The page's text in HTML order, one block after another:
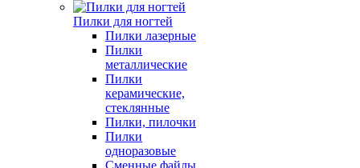
Пилки для ногтей
Пилки лазерные
Пилки
металлические
Пилки
керамические,
стеклянные
Пилки, пилочки
Пилки
одноразовые
Сменные файлы